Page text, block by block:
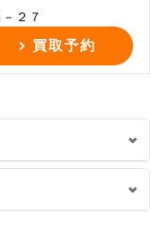
２７
買取予約